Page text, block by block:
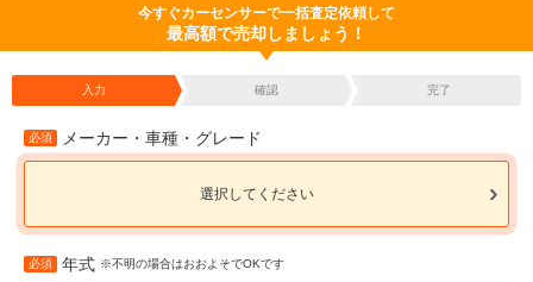
今すぐカーセンサーで一括査定依頼して
最高額で売却しましょう！
入力 確認 完了
必須 メーカー・車種・グレード
選択してください
必須 年式 ※不明の場合はおおよそでOKです